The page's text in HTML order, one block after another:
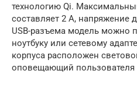
технологию Qi.
составляет 2 А, напряжение
USB-разъема модель можно
ноутбуку или сетевому
корпуса расположен
оповещающий пользователя